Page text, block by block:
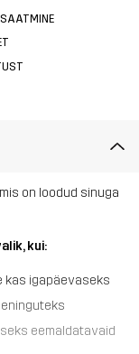
SAATMINE
on loodud sinuga
kui:
kas igapäevaseks
eemaldatavaid